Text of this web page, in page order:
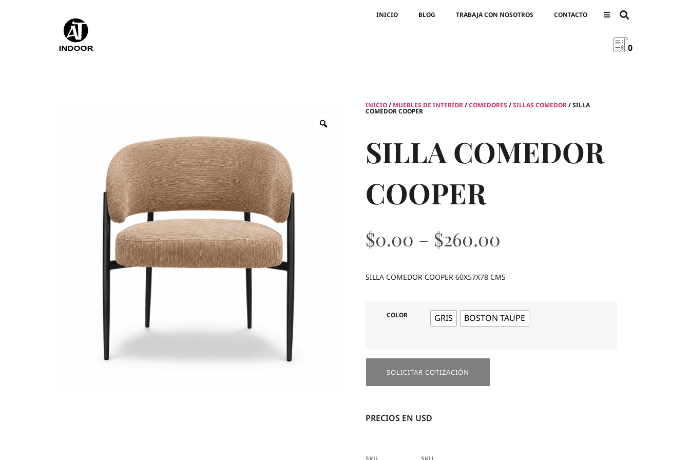
INICIO BLOG TRABAJA CON NOSOTROS CONTACTO
0
INICIO/ MUEBLES DE INTERIOR/COMEDORES /SILLAS COMEDOR/ SILLA
COMEDOR COOPER
SILLA COMEDOR
COOPER
$0.00 – $260.00
SILLA COMEDOR COOPER 60X57X78 CMS
COLOR GRIS BOSTON TAUPE
SOLICITAR COTIZACIÓN
PRECIOS EN USD